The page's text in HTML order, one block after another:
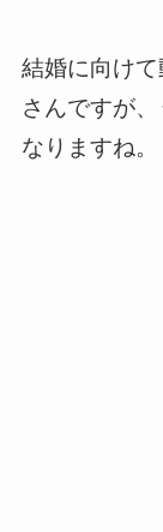
結婚に向け
さんですが
なりますね。